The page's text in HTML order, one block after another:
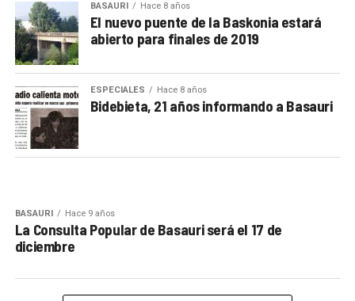
BASAURI Hace 8 años
El nuevo puente de la Baskonia estará
abierto para finales de 2019
ESPECIALES Hace 8 años
Bidebieta, 21 años informando a Basauri
BASAURI Hace 9 años
La Consulta Popular de Basauri será el 17 de
diciembre